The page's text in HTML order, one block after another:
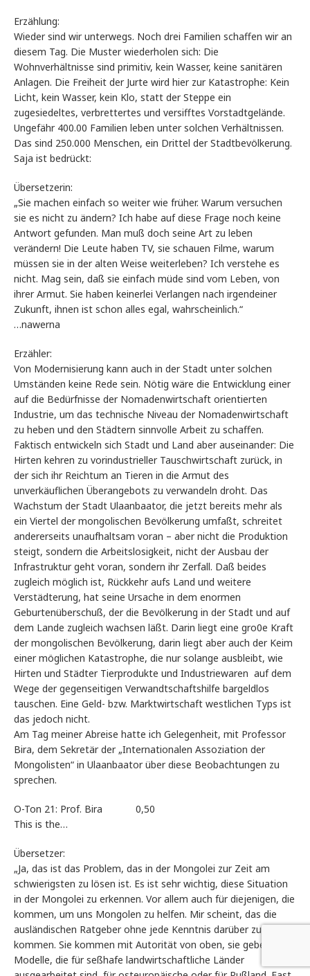
Erzählung:
Wieder sind wir unterwegs. Noch drei Familien schaffen wir an
diesem Tag. Die Muster wiederholen sich: Die
Wohnverhältnisse sind primitiv, kein Wasser, keine sanitären
Anlagen. Die Freiheit der Jurte wird hier zur Katastrophe: Kein
Licht, kein Wasser, kein Klo, statt der Steppe ein
zugesiedeltes, verbrettertes und versifftes Vorstadtgelände.
Ungefähr 400.00 Familien leben unter solchen Verhältnissen.
Das sind 250.000 Menschen, ein Drittel der Stadtbevölkerung.
Saja ist bedrückt:
Übersetzerin:
„Sie machen einfach so weiter wie früher. Warum versuchen
sie es nicht zu ändern? Ich habe auf diese Frage noch keine
Antwort gefunden. Man muß doch seine Art zu leben
verändern! Die Leute haben TV, sie schauen Filme, warum
müssen sie in der alten Weise weiterleben? Ich verstehe es
nicht. Mag sein, daß sie einfach müde sind vom Leben, von
ihrer Armut. Sie haben keinerlei Verlangen nach irgendeiner
Zukunft, ihnen ist schon alles egal, wahrscheinlich.“
…nawerna
Erzähler:
Von Modernisierung kann auch in der Stadt unter solchen
Umständen keine Rede sein. Nötig wäre die Entwicklung einer
auf die Bedürfnisse der Nomadenwirtschaft orientierten
Industrie, um das technische Niveau der Nomadenwirtschaft
zu heben und den Städtern sinnvolle Arbeit zu schaffen.
Faktisch entwickeln sich Stadt und Land aber auseinander: Die
Hirten kehren zu vorindustrieller Tauschwirtschaft zurück, in
der sich ihr Reichtum an Tieren in die Armut des
unverkäuflichen Überangebots zu verwandeln droht. Das
Wachstum der Stadt Ulaanbaator, die jetzt bereits mehr als
ein Viertel der mongolischen Bevölkerung umfaßt, schreitet
andererseits unaufhaltsam voran – aber nicht die Produktion
steigt, sondern die Arbeitslosigkeit, nicht der Ausbau der
Infrastruktur geht voran, sondern ihr Zerfall. Daß beides
zugleich möglich ist, Rückkehr aufs Land und weitere
Verstädterung, hat seine Ursache in dem enormen
Geburtenüberschuß, der die Bevölkerung in der Stadt und auf
dem Lande zugleich wachsen läßt. Darin liegt eine gro0e Kraft
der mongolischen Bevölkerung, darin liegt aber auch der Keim
einer möglichen Katastrophe, die nur solange ausbleibt, wie
Hirten und Städter Tierprodukte und Industriewaren auf dem
Wege der gegenseitigen Verwandtschaftshilfe bargeldlos
tauschen. Eine Geld- bzw. Marktwirtschaft westlichen Typs ist
das jedoch nicht.
Am Tag meiner Abreise hatte ich Gelegenheit, mit Professor
Bira, dem Sekretär der „Internationalen Assoziation der
Mongolisten“ in Ulaanbaator über diese Beobachtungen zu
sprechen.
O-Ton 21: Prof. Bira 0,50
This is the…
Übersetzer:
„Ja, das ist das Problem, das in der Mongolei zur Zeit am
schwierigsten zu lösen ist. Es ist sehr wichtig, diese Situation
in der Mongolei zu erkennen. Vor allem auch für diejenigen, die
kommen, um uns Mongolen zu helfen. Mir scheint, das die
ausländischen Ratgeber ohne jede Kenntnis darüber zu uns
kommen. Sie kommen mit Autorität von oben, sie geben uns
Modelle, die für seßhafe landwirtschaftliche Länder